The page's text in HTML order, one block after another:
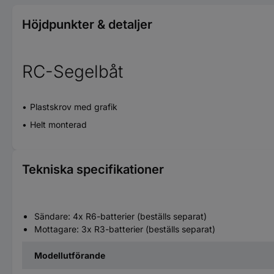
Höjdpunkter & detaljer
RC-Segelbåt
Plastskrov med grafik
Helt monterad
Tekniska specifikationer
Sändare: 4x R6-batterier (beställs separat)
Mottagare: 3x R3-batterier (beställs separat)
Modellutförande